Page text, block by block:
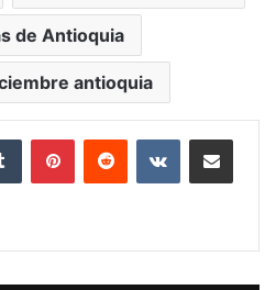
de Antioquia
antioquia
Tumblr PinterestReddit VKontakteCompartir vía Mail